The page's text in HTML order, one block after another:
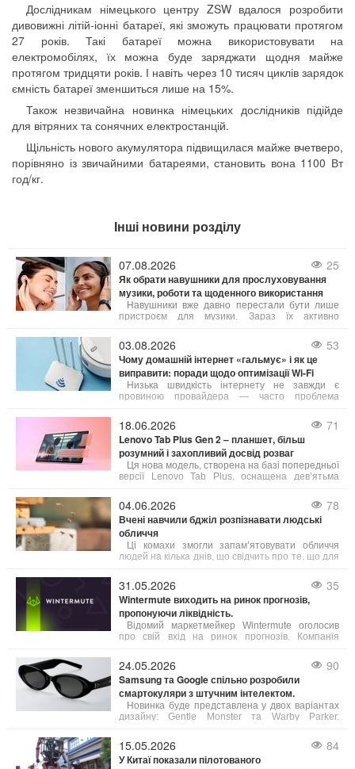
Дослідникам німецького центру ZSW вдалося розробити
дивовижні літій-іонні батареї, які зможуть працювати протягом
27 років. Такі батареї можна використовувати на
електромобілях, їх можна буде заряджати щодня майже
протягом тридцяти років. І навіть через 10 тисяч циклів зарядок
ємність батареї зменшиться лише на 15%.
Також незвичайна новинка німецьких дослідників підійде
для вітряних та сонячних електростанцій.
Щільність нового акумулятора підвищилася майже вчетверо,
порівняно із звичайними батареями, становить вона 1100 Вт
год/кг.
Інші новини розділу
07.08.2026 25
Як обрати навушники для прослуховування
музики, роботи та щоденного використання
Навушники вже давно перестали бути лише
пристроєм для музики. Зараз їх активно
дистанційного навчання, онлайн-зустрічей,
занять спортом, подорожей та ігор. Від типу
конструкції і технічних параметрів залежить не
лише якість звуку, а й комфорт при тривалому
носінні.
03.08.2026 53
Чому домашній інтернет «гальмує» і як це
виправити: поради щодо оптимізації Wi-Fi
Низька швидкість інтернету не завжди є
провиною провайдера — часто проблема
застарілому обладнанні. Ось що можна зробити,
щоб покращити якість з’єднання:
18.06.2026 71
Lenovo Tab Plus Gen 2 – планшет, більш
розумний і захопливий досвід розваг
Ця нова модель, створена на базі попередньої
версії Lenovo Tab Plus, оснащена дев’ятьма
посиленою гнучкістю та інтелектуальними
функціями, які відкривають нові можливості для
користувачів.
04.06.2026 78
Вчені навчили бджіл розпізнавати людські
обличчя
Ці комахи змогли запам’ятовувати обличчя
людей на кілька днів, що свідчить про те, що для
31.05.2026 35
Wintermute виходить на ринок прогнозів,
пропонуючи ліквідність.
Відомий маркетмейкер Wintermute оголосив
про свій вхід на ринок прогнозів. Компанія
забезпечуючи постійні котирування для
контрактів на події на провідних платформах.
24.05.2026 90
Samsung та Google спільно розробили
смартокуляри з штучним інтелектом.
Новинка буде представлена у двох варіантах
дизайну: Gentle Monster та Warby Parker.
не розкривають, зазначаючи лише основні
можливості.
15.05.2026 84
У Китаї показали пілотованого